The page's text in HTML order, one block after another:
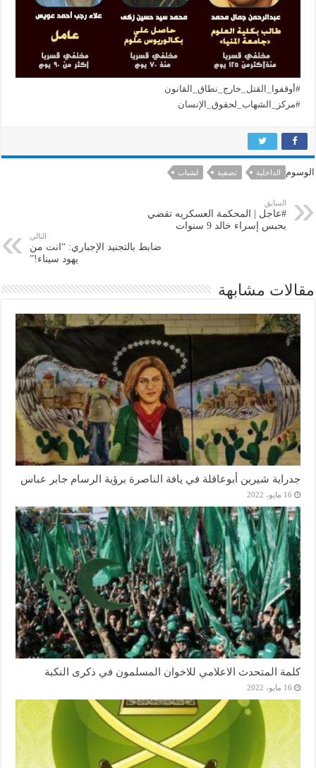
#أوقفوا_القتل_خارج_نطاق_القانون
#مركز_الشهاب_لحقوق_الإنسان
الوسوم الداخلية تصفية لشباب
السابق
#عاجل | المحكمة العسكريه تقضي
بحبس إسراء خالد 9 سنوات
التالي
ضابط بالتجنيد الإجباري: “انت من
يهود سيناء!”
مقالات مشابهة
جدراية شيرين أبوعاقلة في يافة الناصرة برؤية الرسام جابر عباس
16 مايو، 2022
كلمة المتحدث الاعلامي للاخوان المسلمون في ذكرى النكبة
16 مايو، 2022